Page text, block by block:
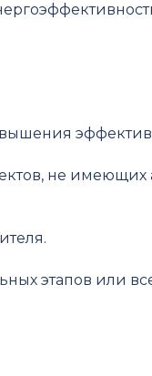
не имеющих
этапов или